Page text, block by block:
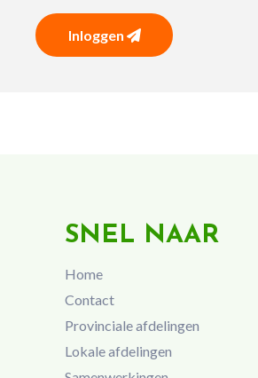
Inloggen
SNEL NAAR
Home
Contact
Provinciale afdelingen
Lokale afdelingen